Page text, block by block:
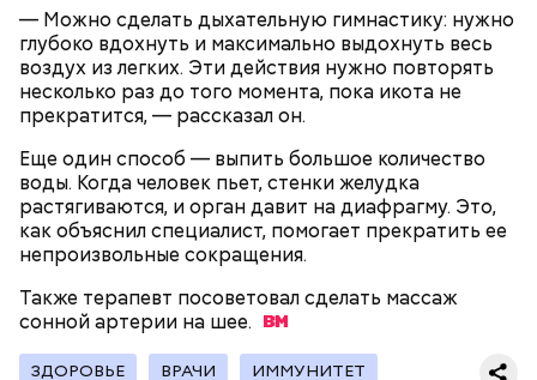
— Можно сделать дыхательную гимнастику: нужно
глубоко вдохнуть и максимально выдохнуть весь
воздух из легких. Эти действия нужно повторять
несколько раз до того момента, пока икота не
прекратится, — рассказал он.
Еще один способ — выпить большое количество
воды. Когда человек пьет, стенки желудка
растягиваются, и орган давит на диафрагму. Это,
как объяснил специалист, помогает прекратить ее
непроизвольные сокращения.
Также терапевт посоветовал сделать массаж
сонной артерии на шее.
ЗДОРОВЬЕ ВРАЧИ ИММУНИТЕТ
— Наиболее распространенные борщ, щи, котлеты,
салаты, лаваш с творогом и сыром, пироги, омлет,
запеканка. Щавеля там везде используется
немного, поэтому никакого вреда от него не будет.
Чем разнообразнее рацион питания человека, тем
лучше. Потому что это исключает вероятность